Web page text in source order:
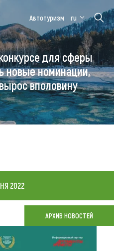
Медицинский
форум
Алтайская
зимовка
Автотуризм ru
для сферы
новые номинации,
вполовину
2022
АРХИВ НОВОСТЕЙ